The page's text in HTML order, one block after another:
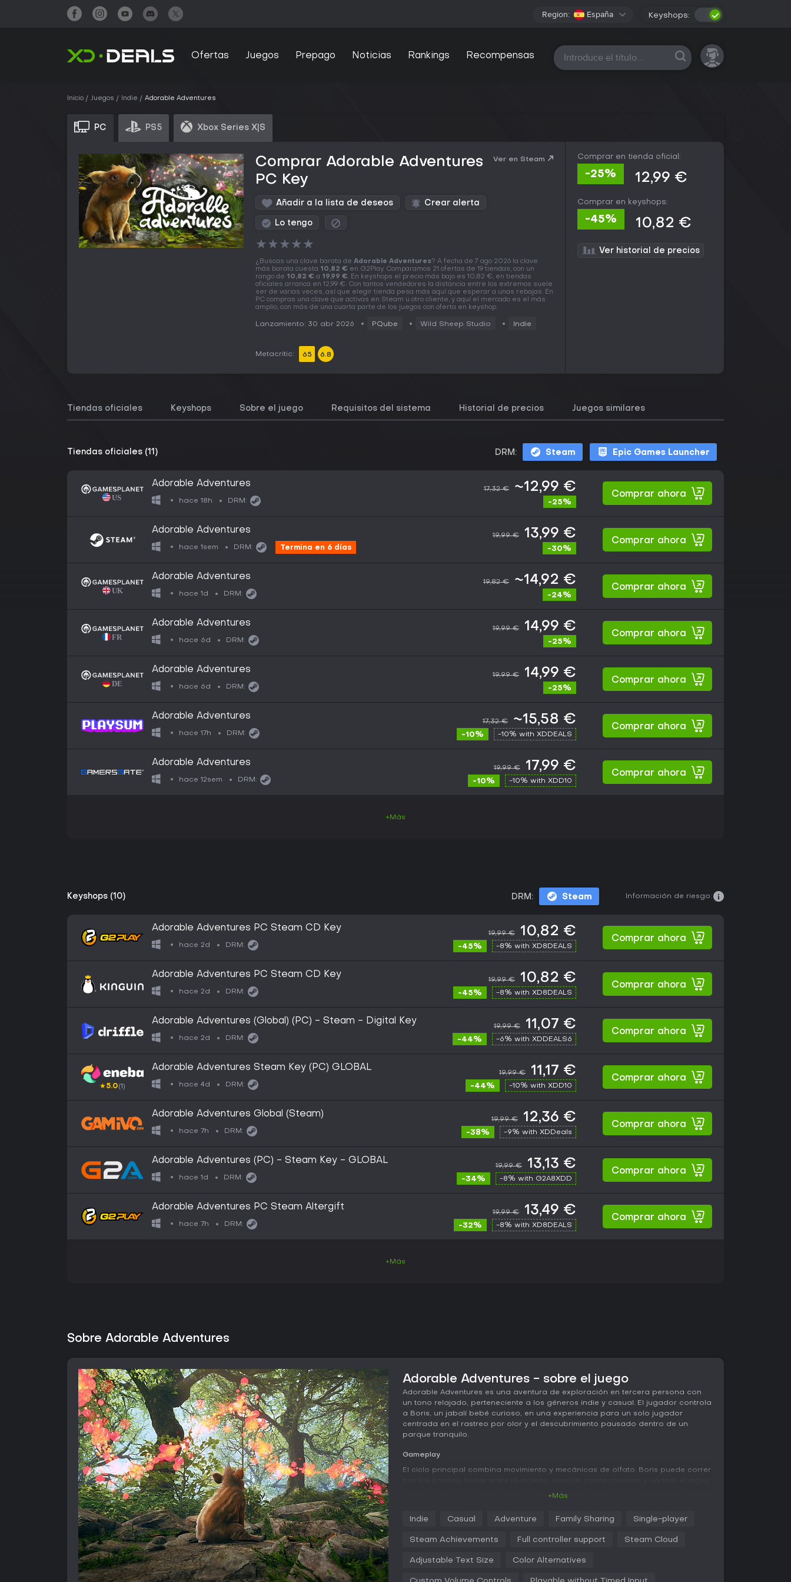
Region: España Keyshops:
Ofertas Juegos Prepago Noticias Rankings Recompensas Todas las plataformas
Inicio Juegos Indie Adorable Adventures
PC PS5 Xbox Series X|S
Comprar Adorable Adventures
PC Key
Ver en Steam
Añadir a la lista de deseos Crear alerta
Lo tengo
★★★★★
¿Buscas una clave barata de Adorable Adventures? A fecha de 7 ago 2026 la clave
más barata cuesta 10,82 € en G2Play. Comparamos 21 ofertas de 19 tiendas, con un
rango de 10,82 € a 19,99 €. En keyshops el precio más bajo es 10,82 €, en tiendas
oficiales arranca en 12,99 €. Con tantos vendedores la distancia entre los extremos suele
ser de varias veces, así que elegir tienda pesa más aquí que esperar a unas rebajas. En
PC compras una clave que activas en Steam u otro cliente, y aquí el mercado es el más
amplio, con más de una cuarta parte de los juegos con oferta en keyshop.
Lanzamiento: 30 abr 2026 PQube Wild Sheep Studio Indie
Metacritic: 65 6.8
Comprar en tienda oficial:
-25% 12,99 €
Comprar en keyshops:
-45% 10,82 €
Ver historial de precios
Tiendas oficiales Keyshops Sobre el juego Requisitos del sistema Historial de precios Juegos similares
Tiendas oficiales (11) DRM: Steam Epic Games Launcher
Adorable Adventures
hace 18h DRM:
17,32 € ~12,99 €
-25%
Comprar ahora
Adorable Adventures
hace 1sem DRM: Termina en 6 días
19,99 € 13,99 €
-30%
Comprar ahora
Adorable Adventures
hace 1d DRM:
19,82 € ~14,92 €
-24%
Comprar ahora
Adorable Adventures
hace 6d DRM:
19,99 € 14,99 €
-25%
Comprar ahora
Adorable Adventures
hace 6d DRM:
19,99 € 14,99 €
-25%
Comprar ahora
Adorable Adventures
hace 17h DRM:
17,32 € ~15,58 €
-10% -10% with XDDEALS
Comprar ahora
Adorable Adventures
hace 12sem DRM:
19,99 € 17,99 €
-10% -10% with XDD10
Comprar ahora
+Más
Keyshops (10) DRM: Steam Información de riesgo:
Adorable Adventures PC Steam CD Key
hace 2d DRM:
19,99 € 10,82 €
-45% -8% with XD8DEALS
Comprar ahora
Adorable Adventures PC Steam CD Key
hace 2d DRM:
19,99 € 10,82 €
-45% -8% with XD8DEALS
Comprar ahora
Adorable Adventures (Global) (PC) - Steam - Digital Key
hace 2d DRM:
19,99 € 11,07 €
-44% -6% with XDDEALS6
Comprar ahora
★5.0(1)
Adorable Adventures Steam Key (PC) GLOBAL
hace 4d DRM:
19,99 € 11,17 €
-44% -10% with XDD10
Comprar ahora
Adorable Adventures Global (Steam)
hace 7h DRM:
19,99 € 12,36 €
-38% -9% with XDDeals
Comprar ahora
Adorable Adventures (PC) - Steam Key - GLOBAL
hace 1d DRM:
19,99 € 13,13 €
-34% -8% with G2A8XDD
Comprar ahora
Adorable Adventures PC Steam Altergift
hace 7h DRM:
19,99 € 13,49 €
-32% -8% with XD8DEALS
Comprar ahora
+Más
Sobre Adorable Adventures
Adorable Adventures - sobre el juego
Adorable Adventures es una aventura de exploración en tercera persona con
un tono relajado, perteneciente a los géneros indie y casual. El jugador controla
a Boris, un jabalí bebé curioso, en una experiencia para un solo jugador
centrada en el rastreo por olor y el descubrimiento pausado dentro de un
parque tranquilo.
Gameplay
El ciclo principal combina movimiento y mecánicas de olfato. Boris puede correr
avanzar y descubrir nuevas zonas.
La exploración se desarrolla en entornos detallados inspirados en el Parque
invita a un ritmo pausado, acompañado de sonidos ambientales relajantes y
+Más
Indie Casual Adventure Family Sharing Single-player
Steam Achievements Full controller support Steam Cloud
Adjustable Text Size Color Alternatives